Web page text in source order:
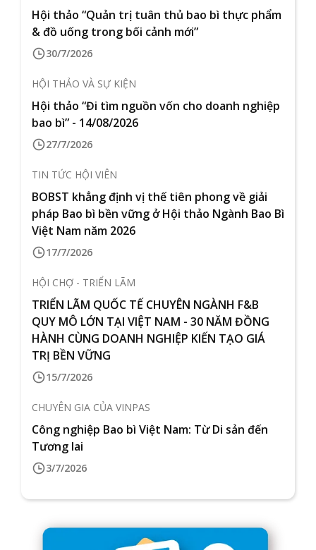
Hội thảo “Quản trị tuân thủ bao bì thực phẩm
& đồ uống trong bối cảnh mới”
30/7/2026
HỘI THẢO VÀ SỰ KIỆN
Hội thảo “Đi tìm nguồn vốn cho doanh nghiệp
bao bì” - 14/08/2026
27/7/2026
TIN TỨC HỘI VIÊN
BOBST khẳng định vị thế tiên phong về giải
pháp Bao bì bền vững ở Hội thảo Ngành Bao Bì
Việt Nam năm 2026
17/7/2026
HỘI CHỢ - TRIỂN LÃM
TRIỂN LÃM QUỐC TẾ CHUYÊN NGÀNH F&B
QUY MÔ LỚN TẠI VIỆT NAM - 30 NĂM ĐỒNG
HÀNH CÙNG DOANH NGHIỆP KIẾN TẠO GIÁ
TRỊ BỀN VỮNG
15/7/2026
CHUYÊN GIA CỦA VINPAS
Công nghiệp Bao bì Việt Nam: Từ Di sản đến
Tương lai
3/7/2026